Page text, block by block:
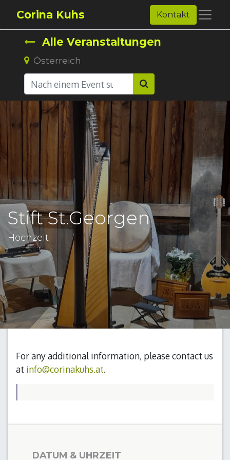
Corina Kuhs Kontakt
Alle Veranstaltungen
Österreich
Stift St.Georgen
Hochzeit
For any additional information, please contact us
at info@corinakuhs.at.
DATUM & UHRZEIT